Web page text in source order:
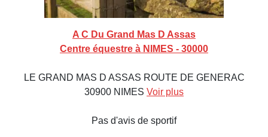
A C Du Grand Mas D Assas
Centre équestre à NIMES - 30000
LE GRAND MAS D ASSAS ROUTE DE GENERAC
30900 NIMES Voir plus
Pas d'avis de sportif